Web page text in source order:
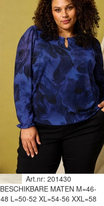
Art.nr: 201430
BESCHIKBARE MATEN M=46-
48 L=50-52 XL=54-56 XXL=58